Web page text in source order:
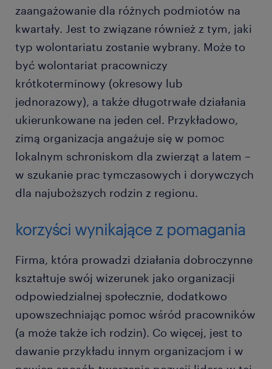
zaangażowanie dla różnych podmiotów na
kwartały. Jest to związane również z tym, jaki
typ wolontariatu zostanie wybrany. Może to
być wolontariat pracowniczy
krótkoterminowy (okresowy lub
jednorazowy), a także długotrwałe działania
ukierunkowane na jeden cel. Przykładowo,
zimą organizacja angażuje się w pomoc
lokalnym schroniskom dla zwierząt a latem –
w szukanie prac tymczasowych i dorywczych
dla najuboższych rodzin z regionu.
korzyści wynikające z pomagania
Firma, która prowadzi działania dobroczynne
kształtuje swój wizerunek jako organizacji
odpowiedzialnej społecznie, dodatkowo
upowszechniając pomoc wśród pracowników
(a może także ich rodzin). Co więcej, jest to
dawanie przykładu innym organizacjom i w